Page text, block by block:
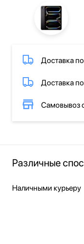
Доставка
Доставка
Самовывоз
Различные
Наличными курьеру